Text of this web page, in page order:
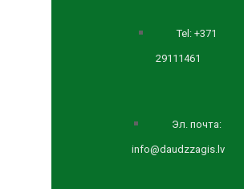
Tel: +371
29111461
Эл. почта:
info@daudzzagis.lv